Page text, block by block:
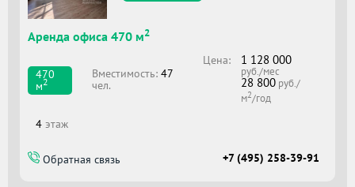
Аренда офиса 470 м2
470
м2
Вместимоcть: 47
чел.
Цена: 1 128 000
руб./мес
28 800руб./
м2/год
4 этаж
Обратная связь +7 (495) 258-39-91